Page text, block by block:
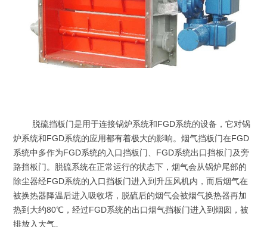
脱硫挡板门是用于连接锅炉系统和FGD系统的设备，它对锅
炉系统和FGD系统的应用都有着极大的影响。烟气挡板门在FGD
系统中多作为FGD系统的入口挡板门、FGD系统出口挡板门及旁
路挡板门。脱硫系统在正常运行的状态下，烟气会从锅炉尾部的
除尘器经FGD系统的入口挡板门进入到升压风机内，而后烟气在
被换热器降温后进入吸收塔，脱硫后的烟气会被烟气换热器再加
热到大约80℃，经过FGD系统的出口烟气挡板门进入到烟囱，被
排放入大气。